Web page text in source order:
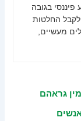
פיננסי בגובה
לקבל החלטות
מעשיים,
גראהם